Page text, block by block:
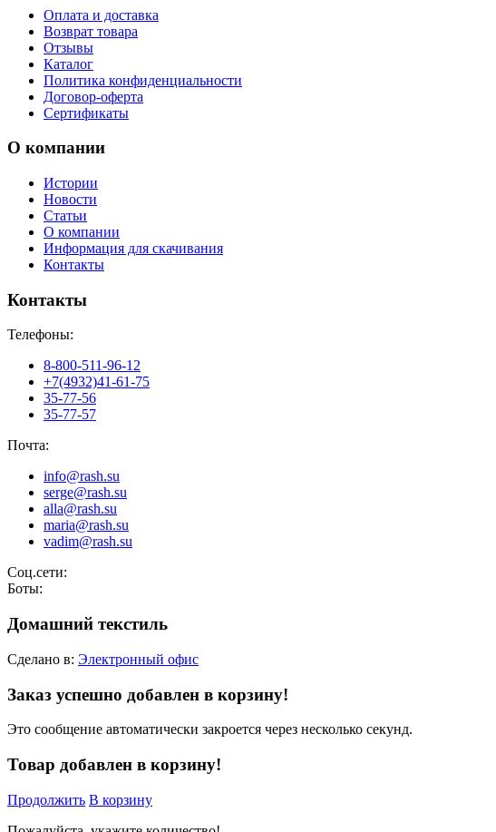
Оплата и доставка
Возврат товара
Отзывы
Каталог
Политика конфиденциальности
Договор-оферта
Сертификаты
О компании
Истории
Новости
Статьи
О компании
Информация для скачивания
Контакты
Контакты
Телефоны:
8-800-511-96-12
+7(4932)41-61-75
35-77-56
35-77-57
Почта:
info@rash.su
serge@rash.su
alla@rash.su
maria@rash.su
vadim@rash.su
Соц.сети:
Боты:
Домашний текстиль
Сделано в: Электронный офис
Заказ успешно добавлен в корзину!
Это сообщение автоматически закроется через несколько секунд.
Товар добавлен в корзину!
Продолжить В корзину